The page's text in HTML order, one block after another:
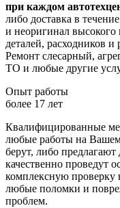
при каждом
либо доставка в
и неоригинал высокого
деталей, расходников и
Ремонт слесарный,
ТО и любые другие
Опыт работы
более 17 лет
Квалифицированные
любые работы на
берут, либо
качественно проведут
комплексную проверку
любые поломки и
проблем.